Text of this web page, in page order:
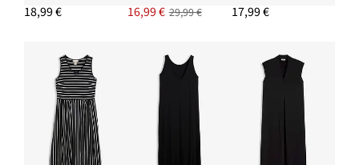
18,99 € 16,99 € 29,99 € 17,99 €